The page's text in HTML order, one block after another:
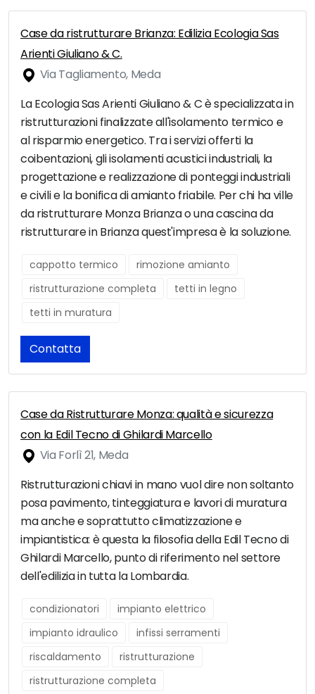
Case da ristrutturare Brianza: Edilizia Ecologia Sas
Arienti Giuliano & C.
Via Tagliamento, Meda
La Ecologia Sas Arienti Giuliano & C è specializzata in
ristrutturazioni finalizzate all'isolamento termico e
al risparmio energetico. Tra i servizi offerti la
coibentazioni, gli isolamenti acustici industriali, la
progettazione e realizzazione di ponteggi industriali
e civili e la bonifica di amianto friabile. Per chi ha ville
da ristrutturare Monza Brianza o una cascina da
ristrutturare in Brianza quest'impresa è la soluzione.
cappotto termico
rimozione amianto
ristrutturazione completa
tetti in legno
tetti in muratura
Contatta
Case da Ristrutturare Monza: qualità e sicurezza
con la Edil Tecno di Ghilardi Marcello
Via Forlì 21, Meda
Ristrutturazioni chiavi in mano vuol dire non soltanto
posa pavimento, tinteggiatura e lavori di muratura
ma anche e soprattutto climatizzazione e
impiantistica: è questa la filosofia della Edil Tecno di
Ghilardi Marcello, punto di riferimento nel settore
dell'edilizia in tutta la Lombardia.
condizionatori
impianto elettrico
impianto idraulico
infissi serramenti
riscaldamento
ristrutturazione
ristrutturazione completa